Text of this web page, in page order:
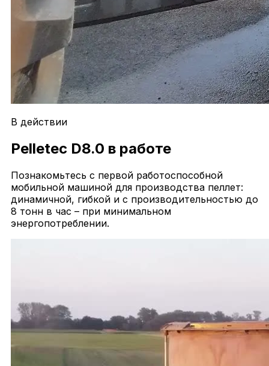
В действии
Pelletec D8.0 в работе
Познакомьтесь с первой работоспособной
мобильной машиной для производства пеллет:
динамичной, гибкой и с производительностью до
8 тонн в час – при минимальном
энергопотреблении.